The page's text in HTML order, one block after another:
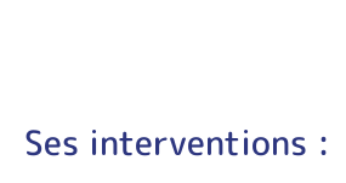
Ses interventions :